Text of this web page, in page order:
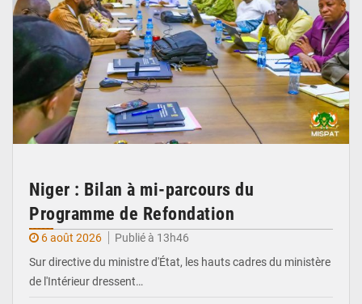
Niger : Bilan à mi-parcours du
Programme de Refondation
6 août 2026
Publié à 13h46
Sur directive du ministre d'État, les hauts cadres du ministère
de l'Intérieur dressent…